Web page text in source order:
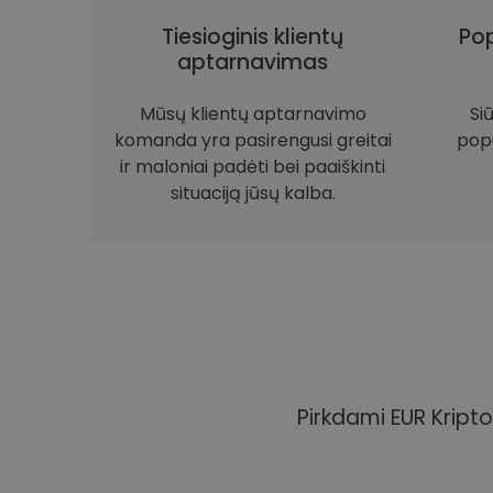
Tiesioginis klientų
aptarnavimas
Mūsų klientų aptarnavimo
komanda yra pasirengusi greitai
ir maloniai padėti bei paaiškinti
situaciją jūsų kalba.
Pirkdami EUR